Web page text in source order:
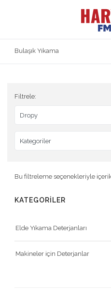
Anasayfa
Ürün Güvenliği
İletişim
Bulaşık Yıkama
Filtrele:
Bu filtreleme seçenekleriyle
KATEGORİLER
Elde Yıkama Deterjanları
Makineler için Deterjanlar